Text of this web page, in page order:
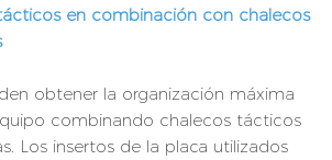
en combinación con chalecos
obtener la organización máxima
combinando chalecos tácticos
Los insertos de la placa utilizados